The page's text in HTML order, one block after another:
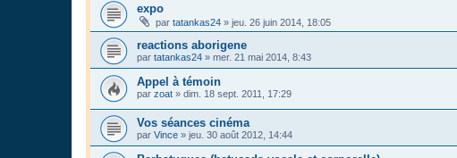
expo
par tatankas24 » jeu. 26 juin 2014, 18:05
reactions aborigene
par tatankas24 » mer. 21 mai 2014, 8:43
Appel à témoin
par zoat » dim. 18 sept. 2011, 17:29
Vos séances cinéma
par Vince » jeu. 30 août 2012, 14:44